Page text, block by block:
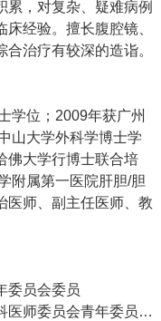
累，对复杂、疑难病例
经验。擅长腹腔镜、
治疗有较深的造诣。
学位；2009年获广州
山大学外科学博士学
佛大学行博士联合培
附属第一医院肝胆/胆
医师、副主任医师、教
委员会委员
医师委员会青年委员会